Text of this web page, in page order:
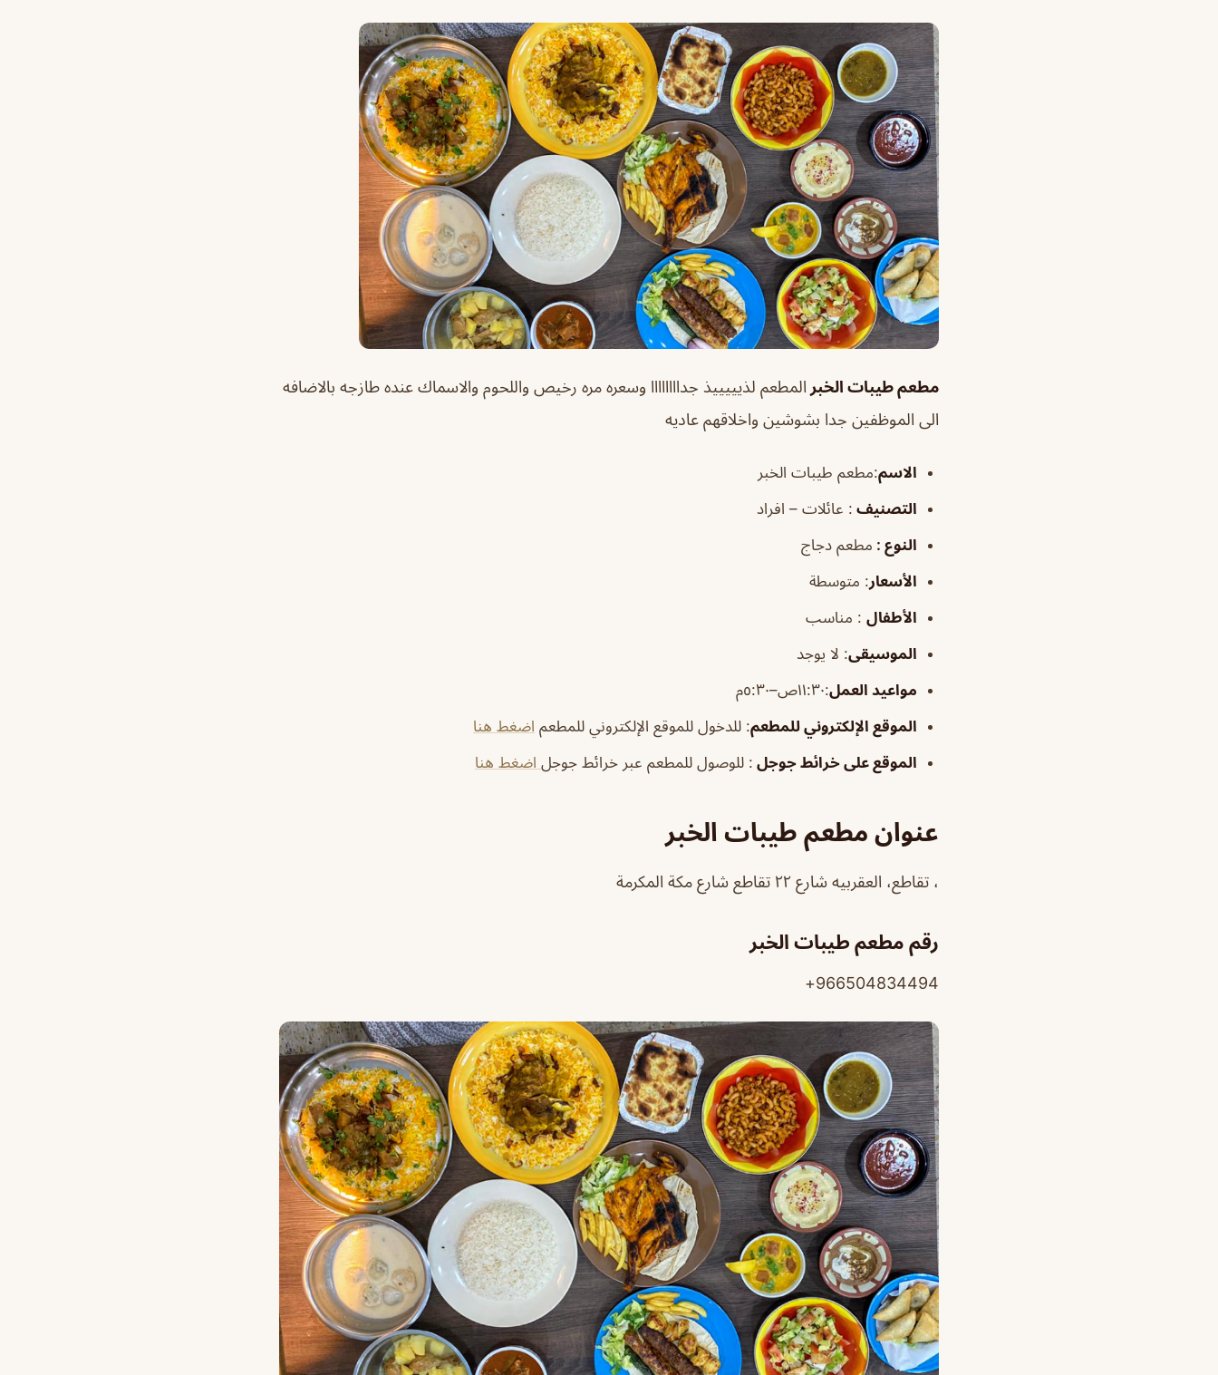
مطعم طيبات الخبر المطعم لذيييييذ جداااااااا وسعره مره رخيص واللحوم والاسماك عنده طازجه بالاضافه
الى الموظفين جدا بشوشين واخلاقهم عاديه
الاسم:مطعم طيبات الخبر
التصنيف : عائلات – افراد
النوع : مطعم دجاج
الأسعار: متوسطة
الأطفال : مناسب
الموسيقى: لا يوجد
مواعيد العمل:١١:٣٠ص–٥:٣٠م
الموقع الإلكتروني للمطعم: للدخول للموقع الإلكتروني للمطعم اضغط هنا
الموقع على خرائط جوجل : للوصول للمطعم عبر خرائط جوجل اضغط هنا
عنوان مطعم طيبات الخبر
، تقاطع، العقربيه شارع ٢٢ تقاطع شارع مكة المكرمة
رقم مطعم طيبات الخبر
966504834494+